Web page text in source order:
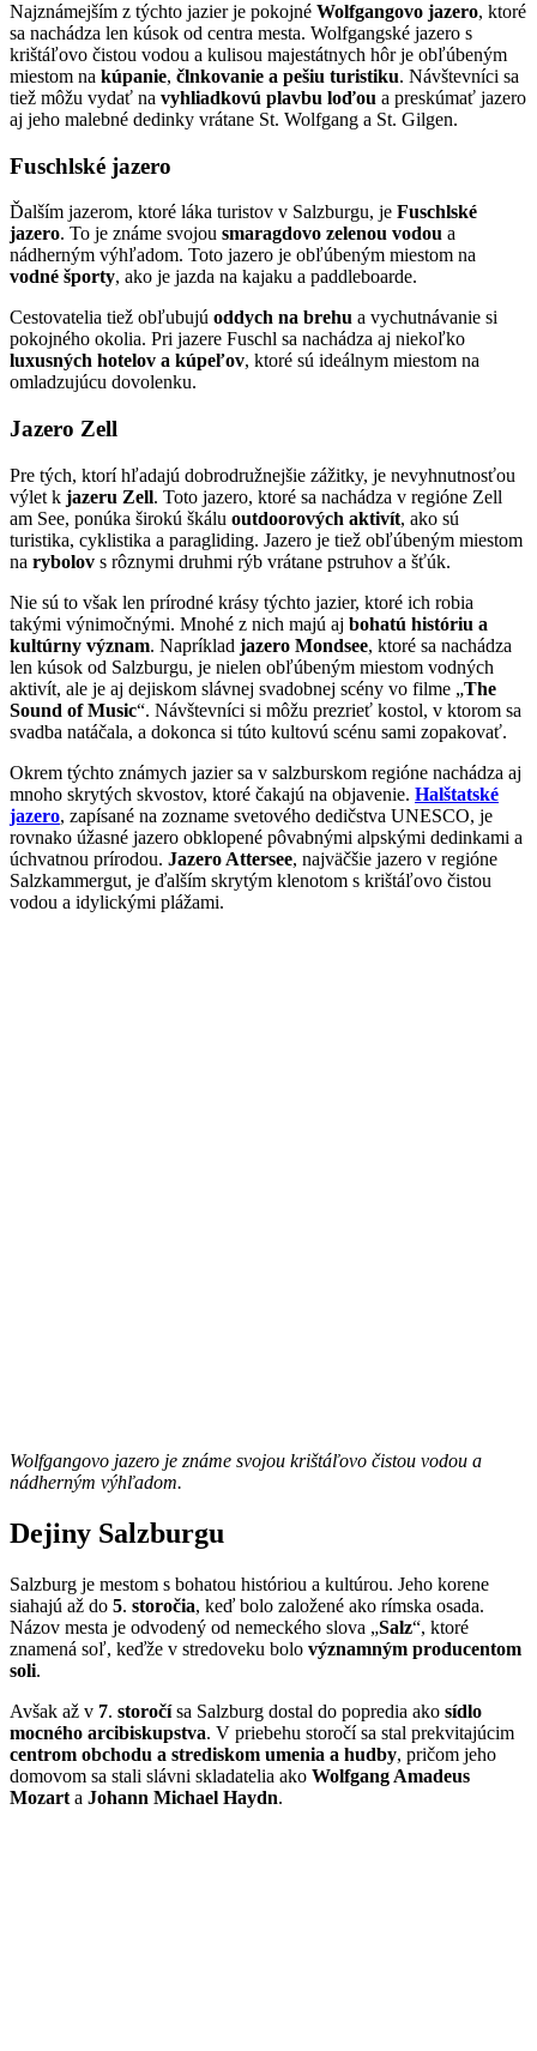
Najznámejším z týchto jazier je pokojné Wolfgangovo jazero, ktoré
sa nachádza len kúsok od centra mesta. Wolfgangské jazero s
krištáľovo čistou vodou a kulisou majestátnych hôr je obľúbeným
miestom na kúpanie, člnkovanie a pešiu turistiku. Návštevníci sa
tiež môžu vydať na vyhliadkovú plavbu loďou a preskúmať jazero
aj jeho malebné dedinky vrátane St. Wolfgang a St. Gilgen.
Fuschlské jazero
Ďalším jazerom, ktoré láka turistov v Salzburgu, je Fuschlské
jazero. To je známe svojou smaragdovo zelenou vodou a
nádherným výhľadom. Toto jazero je obľúbeným miestom na
vodné športy, ako je jazda na kajaku a paddleboarde.
Cestovatelia tiež obľubujú oddych na brehu a vychutnávanie si
pokojného okolia. Pri jazere Fuschl sa nachádza aj niekoľko
luxusných hotelov a kúpeľov, ktoré sú ideálnym miestom na
omladzujúcu dovolenku.
Jazero Zell
Pre tých, ktorí hľadajú dobrodružnejšie zážitky, je nevyhnutnosťou
výlet k jazeru Zell. Toto jazero, ktoré sa nachádza v regióne Zell
am See, ponúka širokú škálu outdoorových aktivít, ako sú
turistika, cyklistika a paragliding. Jazero je tiež obľúbeným miestom
na rybolov s rôznymi druhmi rýb vrátane pstruhov a šťúk.
Nie sú to však len prírodné krásy týchto jazier, ktoré ich robia
takými výnimočnými. Mnohé z nich majú aj bohatú históriu a
kultúrny význam. Napríklad jazero Mondsee, ktoré sa nachádza
len kúsok od Salzburgu, je nielen obľúbeným miestom vodných
aktivít, ale je aj dejiskom slávnej svadobnej scény vo filme „The
Sound of Music“. Návštevníci si môžu prezrieť kostol, v ktorom sa
svadba natáčala, a dokonca si túto kultovú scénu sami zopakovať.
Okrem týchto známych jazier sa v salzburskom regióne nachádza aj
mnoho skrytých skvostov, ktoré čakajú na objavenie. Halštatské
jazero, zapísané na zozname svetového dedičstva UNESCO, je
rovnako úžasné jazero obklopené pôvabnými alpskými dedinkami a
úchvatnou prírodou. Jazero Attersee, najväčšie jazero v regióne
Salzkammergut, je ďalším skrytým klenotom s krištáľovo čistou
vodou a idylickými plážami.
Wolfgangovo jazero je známe svojou krištáľovo čistou vodou a
nádherným výhľadom.
Dejiny Salzburgu
Salzburg je mestom s bohatou históriou a kultúrou. Jeho korene
siahajú až do 5. storočia, keď bolo založené ako rímska osada.
Názov mesta je odvodený od nemeckého slova „Salz“, ktoré
znamená soľ, keďže v stredoveku bolo významným producentom
soli.
Avšak až v 7. storočísa Salzburg dostal do popredia ako sídlo
mocného arcibiskupstva. V priebehu storočí sa stal prekvitajúcim
centrom obchodu a strediskom umenia a hudby, pričom jeho
domovom sa stali slávni skladatelia ako Wolfgang Amadeus
Mozart a Johann Michael Haydn.